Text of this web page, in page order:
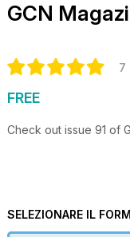
GCN
7
FREE
Check out issue 91 of
SELEZIONARE IL